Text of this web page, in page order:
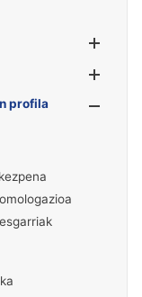
profila